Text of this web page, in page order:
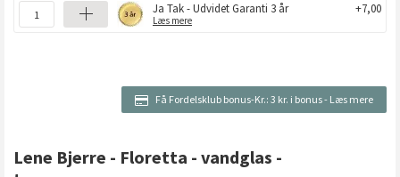
Ja Tak - Udvidet Garanti 3 år
Læs mere
+7,00
Få Fordelsklub bonus-Kr.: 3 kr. i bonus- Læs mere
Lene Bjerre - Floretta - vandglas -